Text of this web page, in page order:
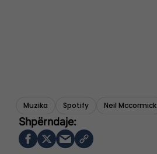
Muzika Spotify Neil Mccormick